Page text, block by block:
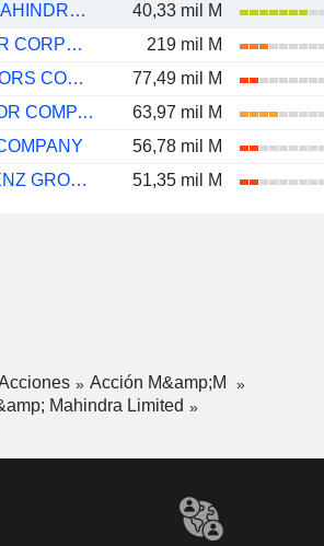
MAHINDRA & MAHINDRA LIMITED
40,33 mil M
TOYOTA MOTOR CORPORATION
219 mil M
GENERAL MOTORS COMPANY
77,49 mil M
HYUNDAI MOTOR COMPANY
63,97 mil M
56,78 mil M
MERCEDES-BENZ GROUP AG
51,35 mil M
Acción M&amp;M
Mahindra Limited